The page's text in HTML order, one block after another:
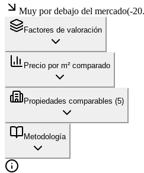
Muy por debajo del mercado(-
Factores de valoración
Precio por m² comparado
Propiedades comparables (5)
Metodología